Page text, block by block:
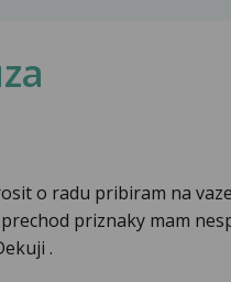
o radu pribiram na
priznaky mam
.